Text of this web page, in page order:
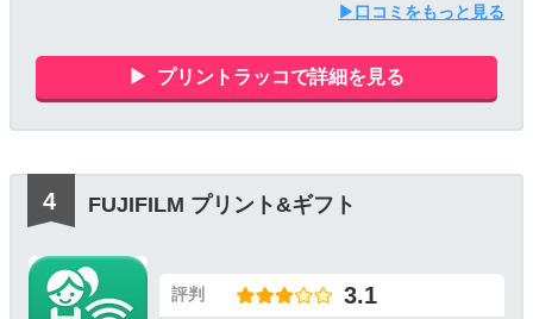
▶口コミをもっと見る
プリントラッコで詳細を見る
FUJIFILM プリント&ギフト
評判 3.1